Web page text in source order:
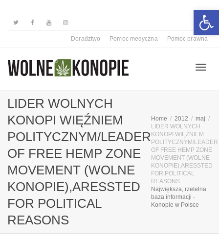
Doradztwo Pomoc medyczna Pomoc prawna
LIDER WOLNYCH
KONOPI WIĘŹNIEM
POLITYCZNYM/LEADER
OF FREE HEMP ZONE
MOVEMENT (WOLNE
KONOPIE),ARESSTED
FOR POLITICAL
REASONS
Home 2012
maj
LIDER WOLNYCH
KONOPI WIĘŹNIEM
POLITYCZNYM/LEADER
OF FREE HEMP ZONE
MOVEMENT (WOLNE
KONOPIE),ARESSTED
FOR POLITICAL
REASONS
Największa, rzetelna
baza informacji -
Konopie w Polsce